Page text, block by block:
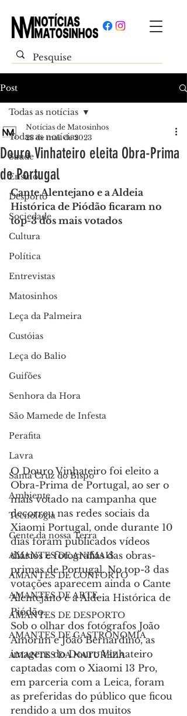
Post
Todas as notícias
Saúde
Ensino
Desporto
Sociedade
Cultura
Política
Entrevistas
Matosinhos
Leça da Palmeira
Custóias
Leça do Balio
Guifões
Senhora da Hora
São Mamede de Infesta
Perafita
Lavra
Santa Cruz do Bispo
Ambiente
Tecnologia
Gente da nossa Terra
AMANTES DE ANIMAIS
AMANTES DE CONFORTO
AMANTES DE ARTE
AMANTES DE DESPORTO
AMANTES DE GASTRONOMIA
AMANTES DA NATUREZA
Todas as notícias
Douro Vinhateiro eleita Obra-Prima
de Portugal
Notícias de Matosinhos
23 de mai. de 2023
Cante Alentejano e a Aldeia
Histórica de Piódão ficaram no
top-3 dos mais votados
O Douro Vinhateiro foi eleito a
Obra-Prima de Portugal, ao ser o
mais votado na campanha que
decorreu nas redes sociais da
Xiaomi Portugal, onde durante 10
dias foram publicados vídeos
diários e fotografias das obras-
primas de Portugal. No top-3 das
votações aparecem ainda o Cante
Alentejano e a Aldeia Histórica de
Piódão.
Sob o olhar dos fotógrafos João
Amorim e João Bernardino, as
imagens do Douro Vinhateiro
captadas com o Xiaomi 13 Pro,
em parceria com a Leica, foram
as preferidas do público que ficou
rendido a um dos muitos